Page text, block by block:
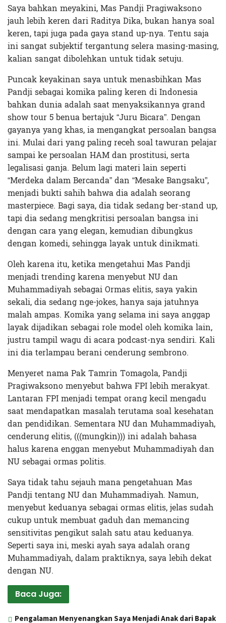
Saya bahkan meyakini, Mas Pandji Pragiwaksono
jauh lebih keren dari Raditya Dika, bukan hanya soal
keren, tapi juga pada gaya stand up-nya. Tentu saja
ini sangat subjektif tergantung selera masing-masing,
kalian sangat dibolehkan untuk tidak setuju.
Puncak keyakinan saya untuk menasbihkan Mas
Pandji sebagai komika paling keren di Indonesia
bahkan dunia adalah saat menyaksikannya grand
show tour 5 benua bertajuk “Juru Bicara”. Dengan
gayanya yang khas, ia mengangkat persoalan bangsa
ini. Mulai dari yang paling receh soal tawuran pelajar
sampai ke persoalan HAM dan prostitusi, serta
legalisasi ganja. Belum lagi materi lain seperti
“Merdeka dalam Bercanda” dan “Mesake Bangsaku”,
menjadi bukti sahih bahwa dia adalah seorang
masterpiece. Bagi saya, dia tidak sedang ber-stand up,
tapi dia sedang mengkritisi persoalan bangsa ini
dengan cara yang elegan, kemudian dibungkus
dengan komedi, sehingga layak untuk dinikmati.
Oleh karena itu, ketika mengetahui Mas Pandji
menjadi trending karena menyebut NU dan
Muhammadiyah sebagai Ormas elitis, saya yakin
sekali, dia sedang nge-jokes, hanya saja jatuhnya
malah ampas. Komika yang selama ini saya anggap
layak dijadikan sebagai role model oleh komika lain,
justru tampil wagu di acara podcast-nya sendiri. Kali
ini dia terlampau berani cenderung sembrono.
Menyeret nama Pak Tamrin Tomagola, Pandji
Pragiwaksono menyebut bahwa FPI lebih merakyat.
Lantaran FPI menjadi tempat orang kecil mengadu
saat mendapatkan masalah terutama soal kesehatan
dan pendidikan. Sementara NU dan Muhammadiyah,
cenderung elitis, (((mungkin))) ini adalah bahasa
halus karena enggan menyebut Muhammadiyah dan
NU sebagai ormas politis.
Saya tidak tahu sejauh mana pengetahuan Mas
Pandji tentang NU dan Muhammadiyah. Namun,
menyebut keduanya sebagai ormas elitis, jelas sudah
cukup untuk membuat gaduh dan memancing
sensitivitas pengikut salah satu atau keduanya.
Seperti saya ini, meski ayah saya adalah orang
Muhammadiyah, dalam praktiknya, saya lebih dekat
dengan NU.
Baca Juga:
Pengalaman Menyenangkan Saya Menjadi Anak dari Bapak